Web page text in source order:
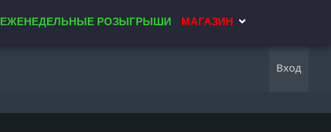
ЕЖЕНЕДЕЛЬНЫЕ РОЗЫГРЫШИ МАГАЗИН
Вход